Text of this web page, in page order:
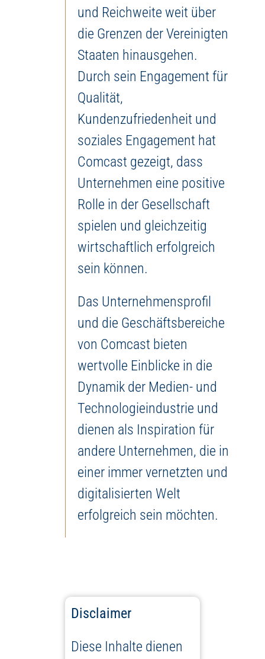
und Reichweite weit über
die Grenzen der Vereinigten
Staaten hinausgehen.
Durch sein Engagement für
Qualität,
Kundenzufriedenheit und
soziales Engagement hat
Comcast gezeigt, dass
Unternehmen eine positive
Rolle in der Gesellschaft
spielen und gleichzeitig
wirtschaftlich erfolgreich
sein können.
Das Unternehmensprofil
und die Geschäftsbereiche
von Comcast bieten
wertvolle Einblicke in die
Dynamik der Medien- und
Technologieindustrie und
dienen als Inspiration für
andere Unternehmen, die in
einer immer vernetzten und
digitalisierten Welt
erfolgreich sein möchten.
Disclaimer
Diese Inhalte dienen